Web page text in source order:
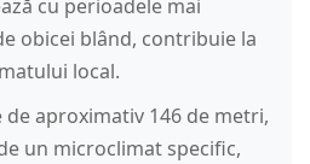
cu perioadele mai
obicei blând, contribuie la
local.
aproximativ 146 de metri,
un microclimat specific,